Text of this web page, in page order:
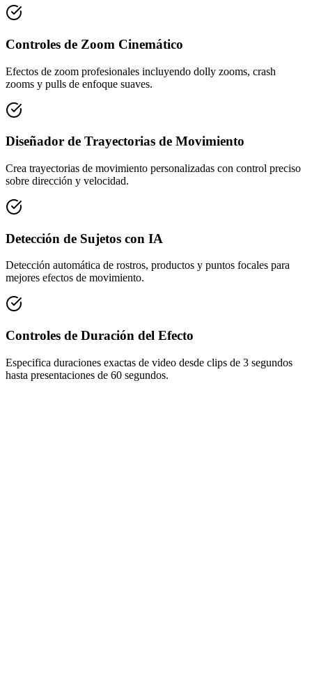
Controles de Zoom Cinemático
Efectos de zoom profesionales incluyendo dolly zooms, crash
zooms y pulls de enfoque suaves.
Diseñador de Trayectorias de Movimiento
Crea trayectorias de movimiento personalizadas con control preciso
sobre dirección y velocidad.
Detección de Sujetos con IA
Detección automática de rostros, productos y puntos focales para
mejores efectos de movimiento.
Controles de Duración del Efecto
Especifica duraciones exactas de video desde clips de 3 segundos
hasta presentaciones de 60 segundos.